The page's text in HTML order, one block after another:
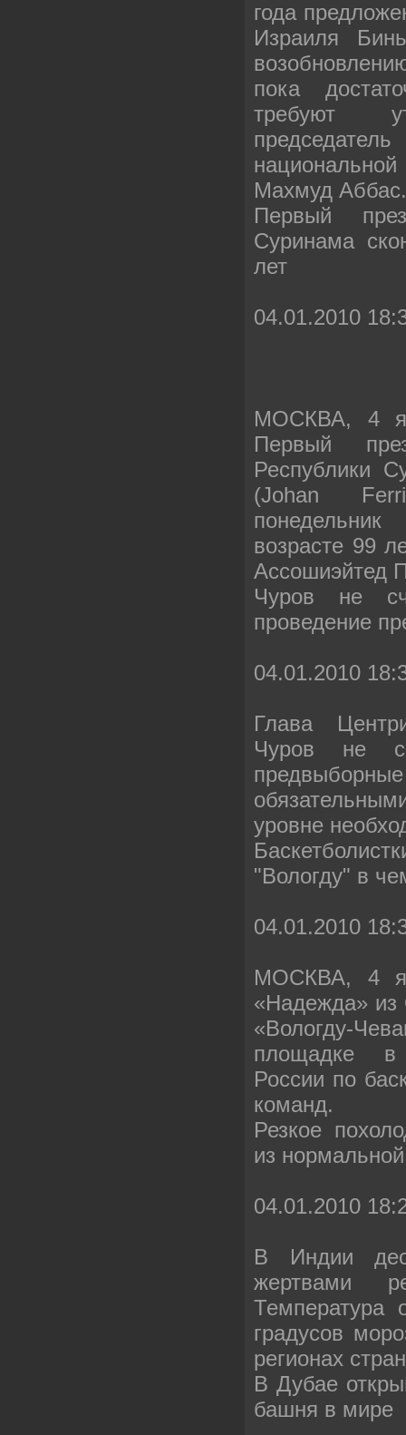
года
Израиля
пока
требуют
Махмуд
Первый
Суринама
лет
04.01.2010
МОСКВА, 4
Первый
Республики
(Johan
возрасте 99
Ассошиэйтед
Чуров не
проведение
04.01.2010
Глава
Чуров не
уровне
"Вологду" в
04.01.2010
МОСКВА, 4
«Надежда» из
«Вологду-
площадке в
России по
команд.
Резкое
из
04.01.2010
В Индии
жертвами
Температура
градусов
регионах
В Дубае
башня в мире